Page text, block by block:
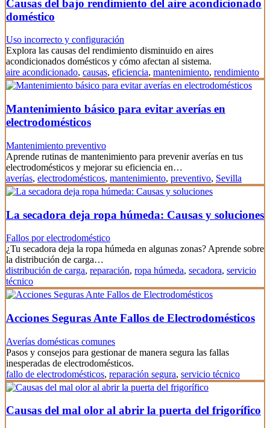
Causas del bajo rendimiento del aire acondicionado
doméstico
Uso incorrecto y configuración
Explora las causas del rendimiento disminuido en aires
acondicionados domésticos y cómo afectan al sistema.
aire acondicionado, causas, eficiencia, mantenimiento, rendimiento
Mantenimiento básico para evitar averías en
electrodomésticos
Mantenimiento preventivo
Aprende rutinas de mantenimiento para prevenir averías en tus
electrodomésticos y mejorar su eficiencia en…
averías, electrodomésticos, mantenimiento, preventivo, Sevilla
La secadora deja ropa húmeda: Causas y soluciones
Fallos por electrodoméstico
¿Tu secadora deja la ropa húmeda en algunas zonas? Aprende sobre
la distribución de carga…
distribución de carga, reparación, ropa húmeda, secadora, servicio
técnico
Acciones Seguras Ante Fallos de Electrodomésticos
Averías domésticas comunes
Pasos y consejos para gestionar de manera segura las fallas
inesperadas de electrodomésticos.
fallo de electrodomésticos, reparación segura, servicio técnico
Causas del mal olor al abrir la puerta del frigorífico